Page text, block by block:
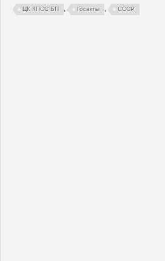
ЦК КПСС БП , Госакты , СССР